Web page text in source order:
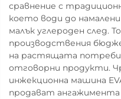
сравнение с
което води до намалени
малък углероден след.
производствения
на растящата
отговорни продукти.
инжекционна машина
продават